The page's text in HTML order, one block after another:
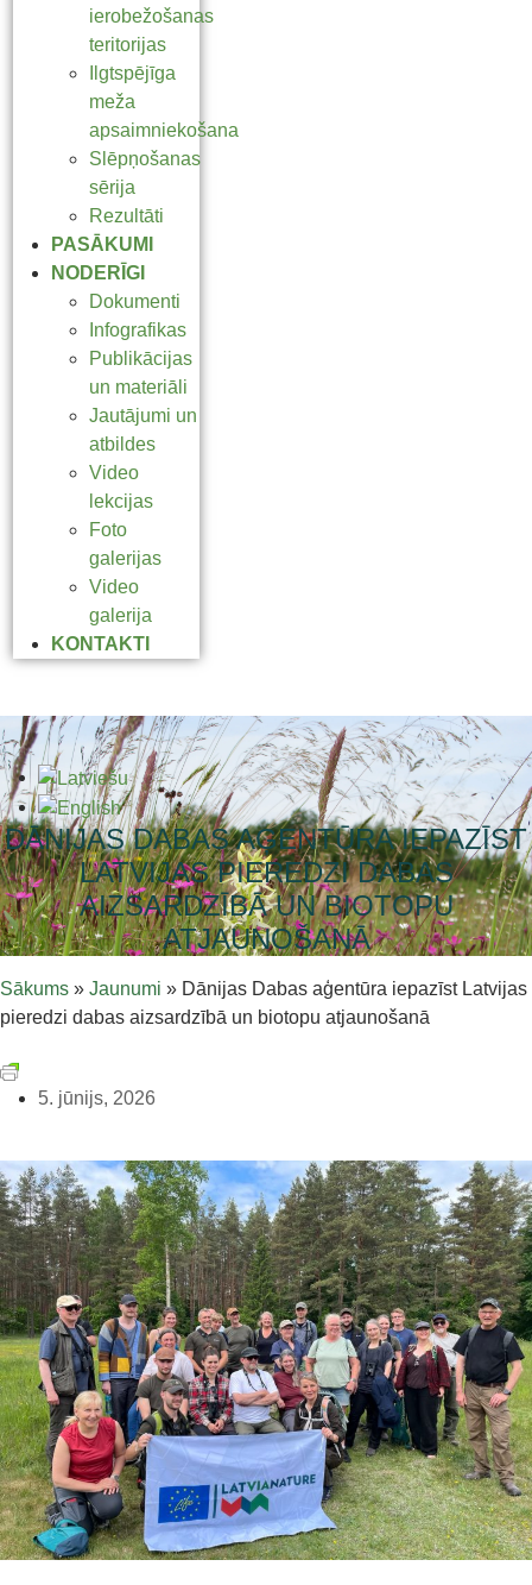
ierobežošanas
teritorijas
Ilgtspējīga
meža
apsaimniekošana
Slēpņošanas
sērija
Rezultāti
PASĀKUMI
NODERĪGI
Dokumenti
Infografikas
Publikācijas
un materiāli
Jautājumi un
atbildes
Video
lekcijas
Foto
galerijas
Video
galerija
KONTAKTI
DĀNIJAS DABAS AĢENTŪRA IEPAZĪST
LATVIJAS PIEREDZI DABAS
AIZSARDZĪBĀ UN BIOTOPU
ATJAUNOŠANĀ
Sākums » Jaunumi » Dānijas Dabas aģentūra iepazīst Latvijas
pieredzi dabas aizsardzībā un biotopu atjaunošanā
5. jūnijs, 2026